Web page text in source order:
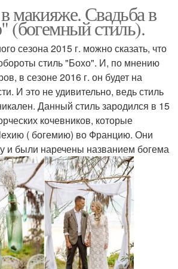
макияже. Свадьба в
(богемный стиль).
сезона 2015 г. можно сказать, что
стиль "Бохо". И, по мнению
в сезоне 2016 г. он будет на
И это не удивительно, ведь стиль
Данный стиль зародился в 15
кочевников, которые
( богемию) во Францию. Они
и были наречены названием богема